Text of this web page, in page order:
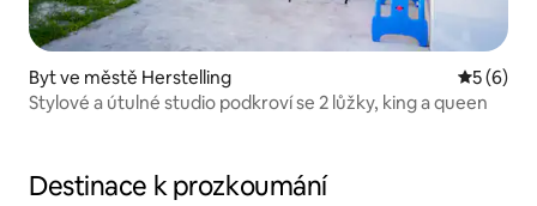
Byt ve městě Herstelling
5 (6)
Stylové a útulné studio podkroví se 2 lůžky, king a queen
Destinace k prozkoumání